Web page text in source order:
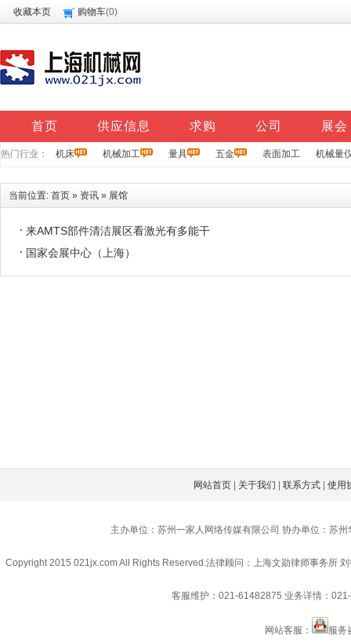
收藏本页 购物车(0)
首页 供应信息 求购 公司 展会
热门行业： 机床 机械加工 量具 五金 表面加工 机械量
当前位置: 首页 » 资讯 » 展馆
来AMTS部件清洁展区看激光有多能干
国家会展中心（上海）
网站首页 关于我们 |联系方式 |使用
主办单位：苏州一家人网络传媒有限公司 协办单位：苏
Copyright 2015 021jx.com All Rights Reserved.法律顾问：上海文勋律师事务所
客服维护：021-61482875 业务详情：
网站客服： 服务